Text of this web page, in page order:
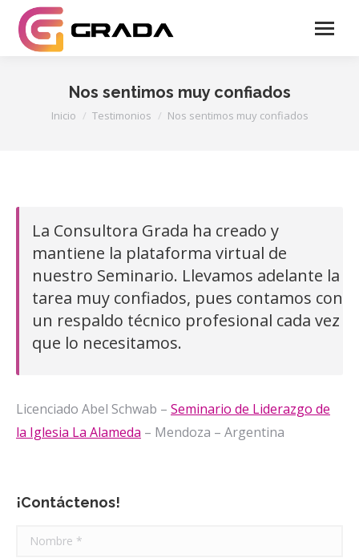
Nos sentimos muy confiados
Estás aquí:
Inicio Testimonios Nos sentimos muy confiados
La Consultora Grada ha creado y
mantiene la plataforma virtual de
nuestro Seminario. Llevamos adelante la
tarea muy confiados, pues contamos con
un respaldo técnico profesional cada vez
que lo necesitamos.
Licenciado Abel Schwab – Seminario de Liderazgo de
la Iglesia La Alameda – Mendoza – Argentina
¡Contáctenos!
Nombre *